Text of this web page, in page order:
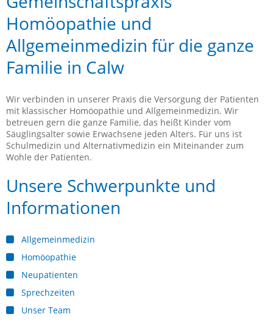
Homöopathie und
Allgemeinmedizin für die ganze
Familie in Calw
Wir verbinden in unserer Praxis die Versorgung der Patienten
mit klassischer Homöopathie und Allgemeinmedizin. Wir
betreuen gern die ganze Familie, das heißt Kinder vom
Säuglingsalter sowie Erwachsene jeden Alters. Für uns ist
Schulmedizin und Alternativmedizin ein Miteinander zum
Wohle der Patienten.
Unsere Schwerpunkte und
Informationen
Allgemeinmedizin
Homöopathie
Neupatienten
Sprechzeiten
Unser Team